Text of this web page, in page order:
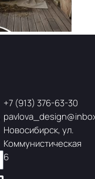
+7 (913) 376-63-30
Новосибирск, ул.
Коммунистическая
6